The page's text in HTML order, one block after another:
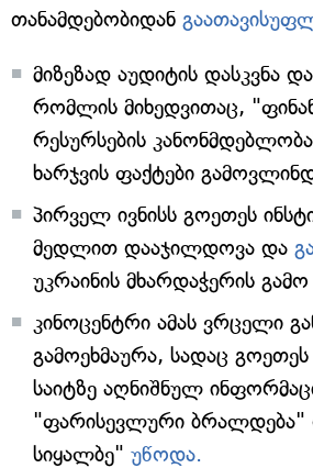
თანამდებობიდან
მიზეზად აუდიტის დასკვნა
რომლის მიხედვითაც,
რესურსების
ხარჯვის ფაქტები
პირველ ივნისს გოეთეს
მედლით დააჯილდოვა და
უკრაინის მხარდაჭერის
კინოცენტრი ამას ვრცელი
გამოეხმაურა, სადაც გოეთეს
საიტზე აღნიშნულ
"ფარისევლური ბრალდება"
სიყალბე" უწოდა.